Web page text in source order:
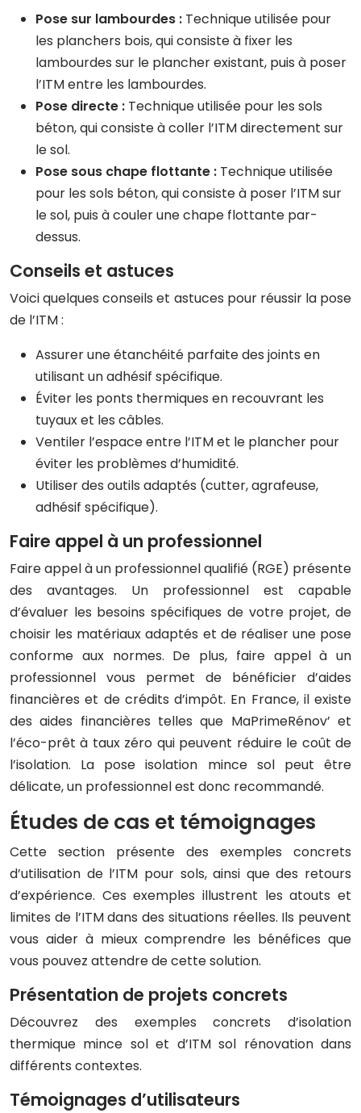
Pose sur lambourdes : Technique utilisée pour
les planchers bois, qui consiste à fixer les
lambourdes sur le plancher existant, puis à poser
l’ITM entre les lambourdes.
Pose directe : Technique utilisée pour les sols
béton, qui consiste à coller l’ITM directement sur
le sol.
Pose sous chape flottante : Technique utilisée
pour les sols béton, qui consiste à poser l’ITM sur
le sol, puis à couler une chape flottante par-
dessus.
Conseils et astuces
Voici quelques conseils et astuces pour réussir la pose
de l’ITM :
Assurer une étanchéité parfaite des joints en
utilisant un adhésif spécifique.
Éviter les ponts thermiques en recouvrant les
tuyaux et les câbles.
Ventiler l’espace entre l’ITM et le plancher pour
éviter les problèmes d’humidité.
Utiliser des outils adaptés (cutter, agrafeuse,
adhésif spécifique).
Faire appel à un professionnel
Faire appel à un professionnel qualifié (RGE) présente
des avantages. Un professionnel est capable
d’évaluer les besoins spécifiques de votre projet, de
choisir les matériaux adaptés et de réaliser une pose
conforme aux normes. De plus, faire appel à un
professionnel vous permet de bénéficier d’aides
financières et de crédits d’impôt. En France, il existe
des aides financières telles que MaPrimeRénov’ et
l’éco-prêt à taux zéro qui peuvent réduire le coût de
l’isolation. La pose isolation mince sol peut être
délicate, un professionnel est donc recommandé.
Études de cas et témoignages
Cette section présente des exemples concrets
d’utilisation de l’ITM pour sols, ainsi que des retours
d’expérience. Ces exemples illustrent les atouts et
limites de l’ITM dans des situations réelles. Ils peuvent
vous aider à mieux comprendre les bénéfices que
vous pouvez attendre de cette solution.
Présentation de projets concrets
Découvrez des exemples concrets d’isolation
thermique mince sol et d’ITM sol rénovation dans
différents contextes.
Témoignages d’utilisateurs